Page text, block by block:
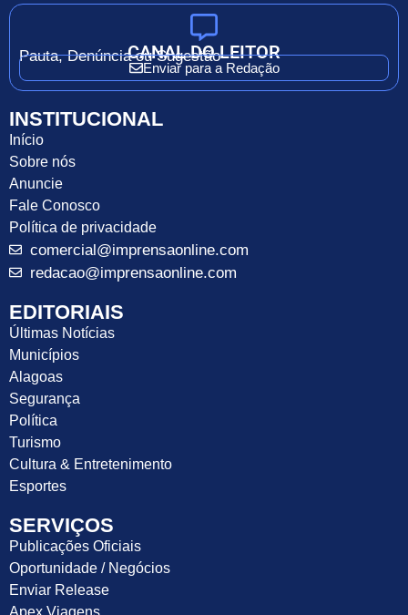
CANAL DO LEITOR
Pauta, Denúncia ou Sugestão
Enviar para a Redação
INSTITUCIONAL
Início
Sobre nós
Anuncie
Fale Conosco
Política de privacidade
comercial@imprensaonline.com
redacao@imprensaonline.com
EDITORIAIS
Últimas Notícias
Municípios
Alagoas
Segurança
Política
Turismo
Cultura & Entretenimento
Esportes
SERVIÇOS
Publicações Oficiais
Oportunidade / Negócios
Enviar Release
Apex Viagens